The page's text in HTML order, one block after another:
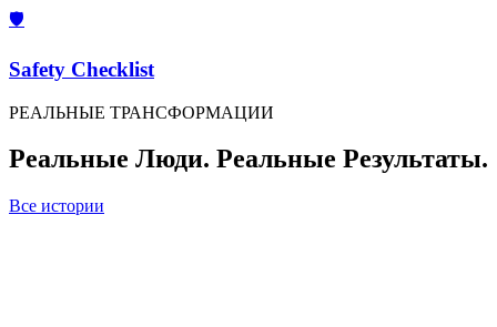
🛡️
Safety Checklist
РЕАЛЬНЫЕ ТРАНСФОРМАЦИИ
Реальные Люди. Реальные Результаты.
Все истории